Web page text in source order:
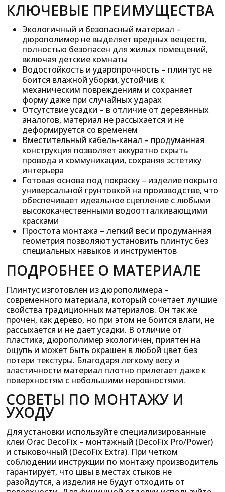
КЛЮЧЕВЫЕ ПРЕИМУЩЕСТВА
Экологичный и безопасный материал –
дюрополимер не выделяет вредных веществ,
полностью безопасен для жилых помещений,
включая детские комнаты
Водостойкость и ударопрочность – плинтус не
боится влажной уборки, устойчив к
механическим повреждениям и сохраняет
форму даже при случайных ударах
Отсутствие усадки – в отличие от деревянных
аналогов, материал не рассыхается и не
деформируется со временем
Вместительный кабель-канал – продуманная
конструкция позволяет аккуратно скрыть
провода и коммуникации, сохраняя эстетику
интерьера
Готовая основа под покраску – изделие покрыто
универсальной грунтовкой на производстве, что
обеспечивает идеальное сцепление с любыми
высококачественными водоотталкивающими
красками
Простота монтажа – легкий вес и продуманная
геометрия позволяют установить плинтус без
специальных навыков и инструментов
ПОДРОБНЕЕ О МАТЕРИАЛЕ
Плинтус изготовлен из дюрополимера –
современного материала, который сочетает лучшие
свойства традиционных материалов. Он так же
прочен, как дерево, но при этом не боится влаги, не
рассыхается и не дает усадки. В отличие от
пластика, дюрополимер экологичен, приятен на
ощупь и может быть окрашен в любой цвет без
потери текстуры. Благодаря легкому весу и
эластичности материал плотно прилегает даже к
поверхностям с небольшими неровностями.
СОВЕТЫ ПО МОНТАЖУ И
УХОДУ
Для установки используйте специализированные
клеи Orac DecoFix – монтажный (DecoFix Pro/Power)
и стыковочный (DecoFix Extra). При четком
соблюдении инструкции по монтажу производитель
гарантирует, что швы в местах стыков не
разойдутся, а изделия не будут отходить от